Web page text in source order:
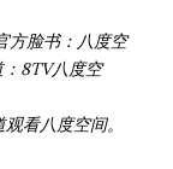
方脸书：八度空
8TV八度空
看八度空间。